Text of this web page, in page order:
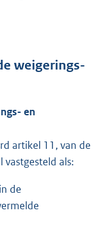
weigerings-
en
artikel 11, van de
vastgesteld als:
de